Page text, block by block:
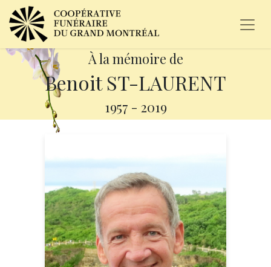
À la mémoire de
Benoit ST-LAURENT
1957 - 2019